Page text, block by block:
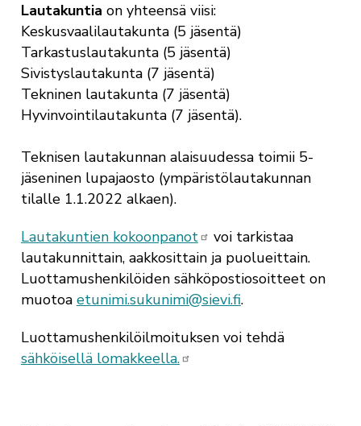
Lautakuntia on yhteensä viisi:
Keskusvaalilautakunta (5 jäsentä)
Tarkastuslautakunta (5 jäsentä)
Sivistyslautakunta (7 jäsentä)
Tekninen lautakunta (7 jäsentä)
Hyvinvointilautakunta (7 jäsentä).
Teknisen lautakunnan alaisuudessa toimii 5-
jäseninen lupajaosto (ympäristölautakunnan
tilalle 1.1.2022 alkaen).
Lautakuntien kokoonpanot
voi tarkistaa
lautakunnittain, aakkosittain ja puolueittain.
Luottamushenkilöiden sähköpostiosoitteet on
muotoa etunimi.sukunimi@sievi.fi.
Luottamushenkilöilmoituksen voi tehdä
sähköisellä lomakkeella.